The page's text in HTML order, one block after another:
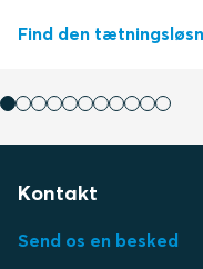
Find den
Kontakt
Send os en besked